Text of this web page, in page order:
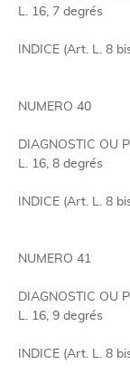
L. 16, 7 degrés
INDICE (Art. L. 8
NUMERO 40
DIAGNOSTIC OU
L. 16, 8 degrés
INDICE (Art. L. 8
NUMERO 41
DIAGNOSTIC OU
L. 16, 9 degrés
INDICE (Art. L. 8